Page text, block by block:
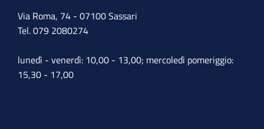
Via Roma, 74 - 07100 Sassari
Tel. 079 2080274
lunedì - venerdì: 10,00 - 13,00; mercoledì pomeriggio:
15,30 - 17,00